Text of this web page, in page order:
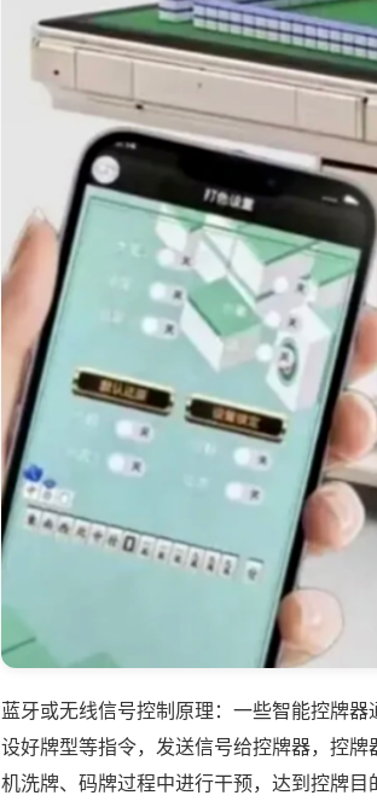
蓝牙或无线信号控制原理：一些智能控牌
设好牌型等指令，发送信号给控牌器，控
机洗牌、码牌过程中进行干预，达到控牌目